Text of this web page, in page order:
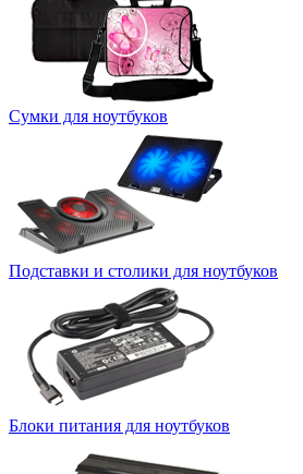
Сумки для ноутбуков
Подставки и столики для ноутбуков
Блоки питания для ноутбуков